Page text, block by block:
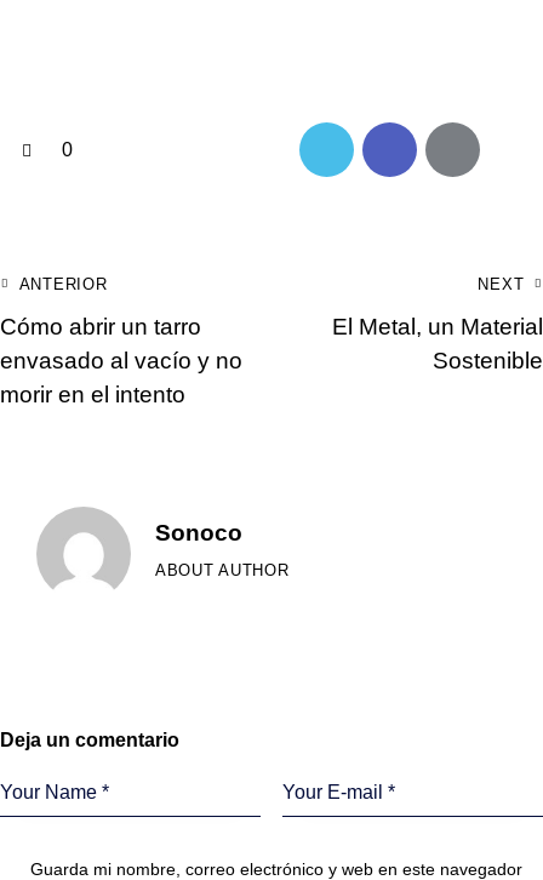
0
ANTERIOR
Cómo abrir un tarro
envasado al vacío y no
morir en el intento
NEXT
El Metal, un Material
Sostenible
Sonoco
ABOUT AUTHOR
Deja un comentario
Guarda mi nombre, correo electrónico y web en este navegador